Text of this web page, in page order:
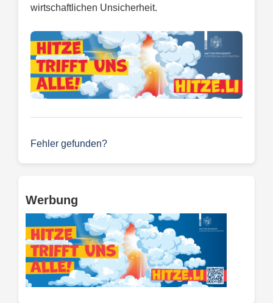
wirtschaftlichen Unsicherheit.
Fehler gefunden?
Werbung